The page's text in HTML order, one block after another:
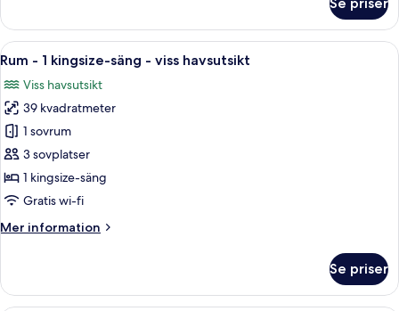
queensize-
sängar
-
balkong
-
havsutsikt
rum
2
sängar
balkong
havsutsikt
Öppna
alla
foton
för
Rum
-
1
kingsize-
-
Ett hotellrum med en säng, ett
12
Rum - 1 kingsize-säng - viss havsutsikt
Viss havsutsikt
39 kvadratmeter
1 sovrum
3 sovplatser
1 kingsize-säng
Gratis wi-fi
Mer information
Mer
-
Se priser